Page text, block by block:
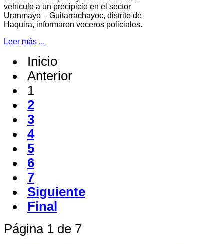
vehículo a un precipicio en el sector
Uranmayo – Guitarrachayoc, distrito de
Haquira, informaron voceros policiales.
Leer más ...
Inicio
Anterior
1
2
3
4
5
6
7
Siguiente
Final
Página 1 de 7